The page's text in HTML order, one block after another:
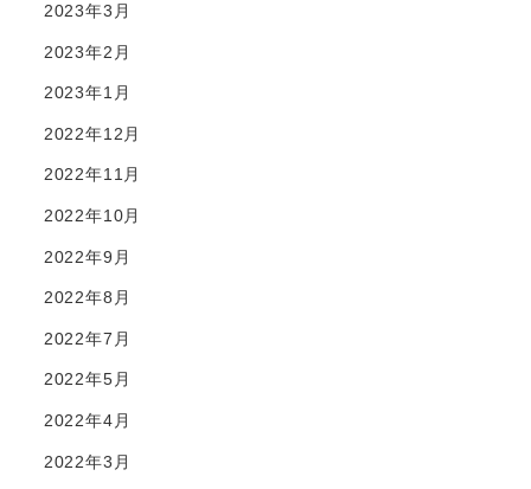
2023年3月
2023年2月
2023年1月
2022年12月
2022年11月
2022年10月
2022年9月
2022年8月
2022年7月
2022年5月
2022年4月
2022年3月